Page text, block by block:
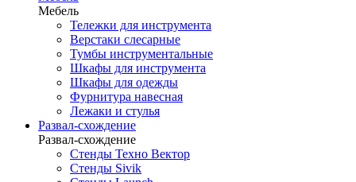
Мебель
Тележки для инструмента
Верстаки слесарные
Тумбы инструментальные
Шкафы для инструмента
Шкафы для одежды
Фурнитура навесная
Лежаки и стулья
Развал-схождение
Развал-схождение
Стенды Техно Вектор
Стенды Sivik